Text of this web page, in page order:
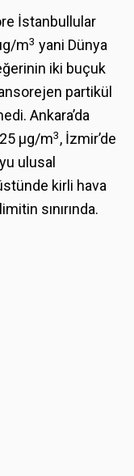
İstanbullular
m3 yani Dünya
iki buçuk
partikül
Ankara’da
μg/m3, İzmir’de
ulusal
kirli hava
sınırında.